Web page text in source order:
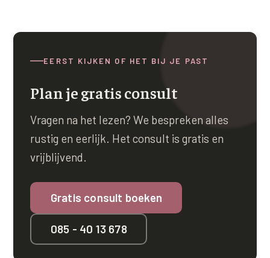
EERST KIJKEN OF HET BIJ JE PAST
Plan je gratis consult
Vragen na het lezen? We bespreken alles
rustig en eerlijk. Het consult is gratis en
vrijblijvend.
Gratis consult boeken
085 - 40 13 678